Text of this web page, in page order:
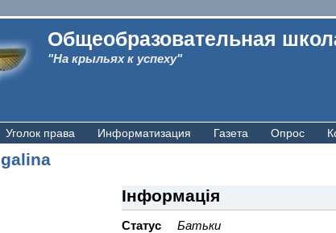
Общеобразовательная
"На крыльях к успеху"
Уголок права Информатизация Газета Опрос
galina
Інформація
Статус Батьки